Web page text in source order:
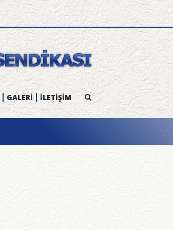
GALERİ İLETİŞİM